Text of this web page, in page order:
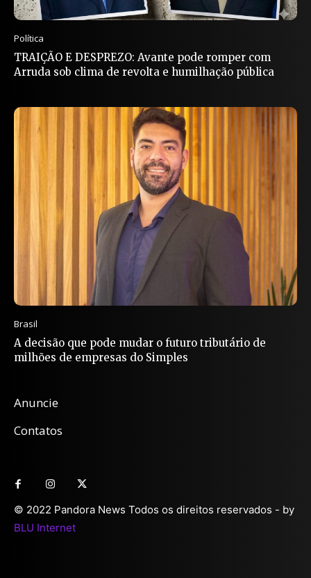
Política
TRAIÇÃO E DESPREZO: Avante pode romper com
Arruda sob clima de revolta e humilhação pública
Brasil
A decisão que pode mudar o futuro tributário de
milhões de empresas do Simples
Anuncie
Contatos
© 2022 Pandora News Todos os direitos reservados - by
BLU Internet